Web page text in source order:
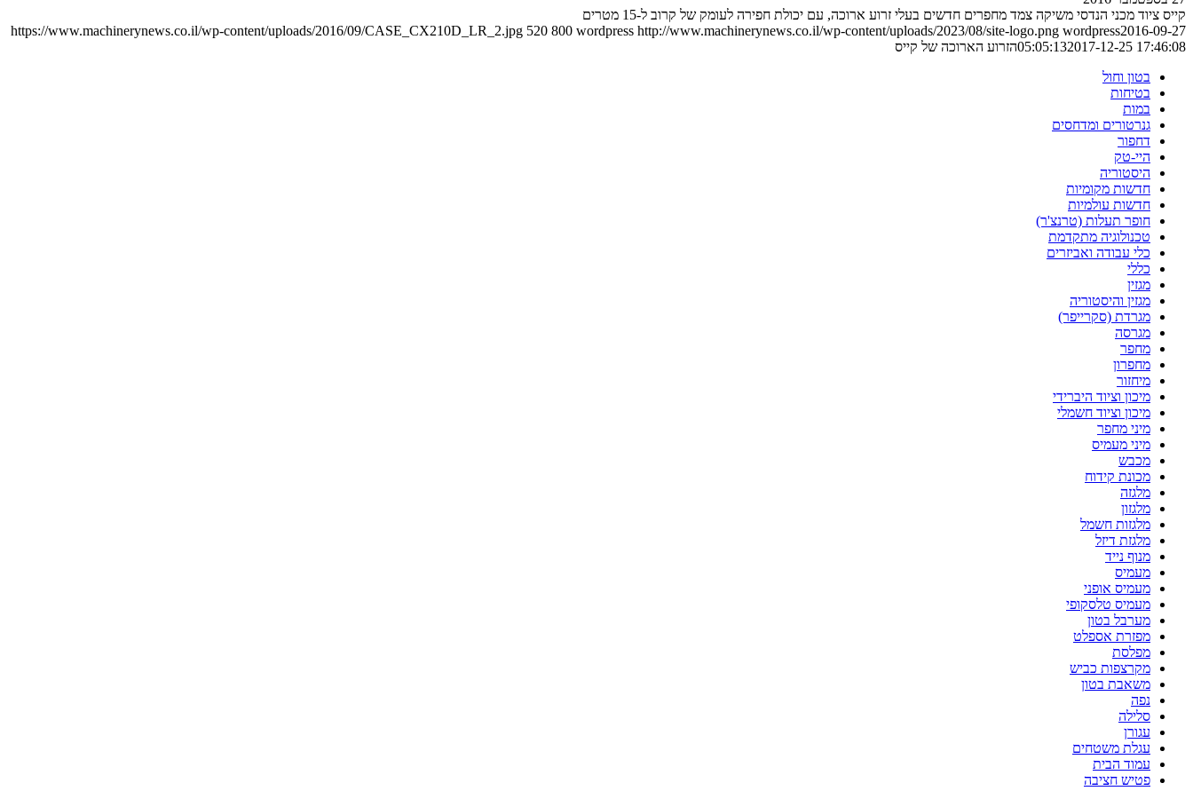
קייס ציוד מכני הנדסי משיקה צמד מחפרים חדשים בעלי זרוע ארוכה, עם יכולת חפירה לעומק של קרוב ל-15 מטרים
https://www.machinerynews.co.il/wp-content/uploads/2016/09/CASE_CX210D_LR_2.jpg 520 800 wordpress http://www.machinerynews.co.il/wp-content/uploads/2023/08/site-logo.png wordpress2016-09-27
05:05:132017-12-25 17:46:08
הזרוע הארוכה של קייס
בטון וחול
בטיחות
במות
גנרטורים ומדחסים
דחפור
היי-טק
היסטוריה
חדשות מקומיות
חדשות עולמיות
חופר תעלות (טרנצ'ר)
טכנולוגיה מתקדמת
כלי עבודה ואביזרים
כללי
מגזין
מגזין והיסטוריה
מגרדת (סקרייפר)
מגרסה
מחפר
מחפרון
מיחזור
מיכון וציוד היברידי
מיכון וציוד חשמלי
מיני מחפר
מיני מעמיס
מכבש
מכונת קידוח
מלגזה
מלגזון
מלגזות חשמל
מלגזת דיזל
מנוף נייד
מעמיס
מעמיס אופני
מעמיס טלסקופי
מערבל בטון
מפזרת אספלט
מפלסת
מקרצפות כביש
משאבת בטון
נפה
סלילה
עגורן
עגלת משטחים
עמוד הבית
פטיש חציבה